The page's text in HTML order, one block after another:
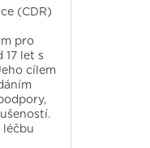
(CDR)
pro
17 let s
cílem
léčbu